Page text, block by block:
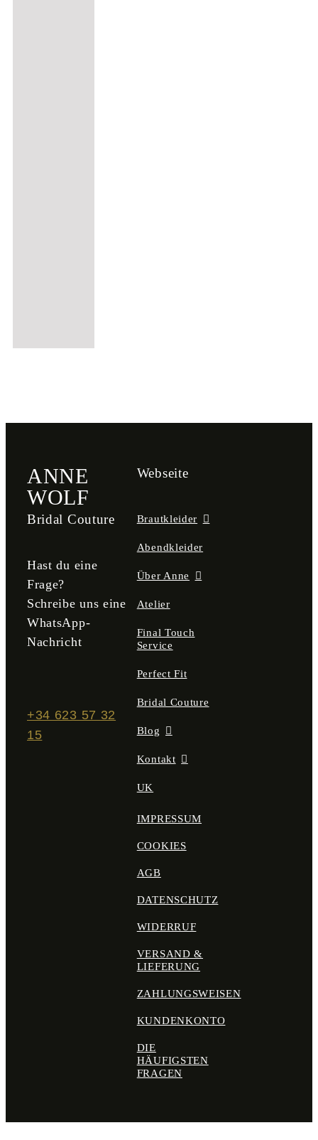
ANNE
WOLF
Bridal Couture
Hast du eine
Frage?
Schreibe uns eine
WhatsApp-
Nachricht
+34 623 57 32
15
Webseite
Brautkleider
Abendkleider
Über Anne
Atelier
Final Touch
Service
Perfect Fit
Bridal Couture
Blog
Kontakt
UK
IMPRESSUM
COOKIES
AGB
DATENSCHUTZ
WIDERRUF
VERSAND &
LIEFERUNG
ZAHLUNGSWEISEN
KUNDENKONTO
DIE
HÄUFIGSTEN
FRAGEN